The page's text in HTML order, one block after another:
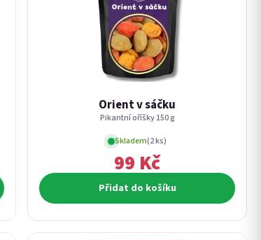
Orient v sáčku
Pikantní oříšky 150 g
Skladem(2 ks)
99 Kč
Přidat do košíku